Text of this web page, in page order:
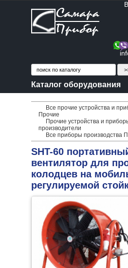
Каталог оборудования
Все прочие устройства и
Прочие
Прочие устройства и
производители
Все приборы производства
SHT-60
вентилятор для
колодцев на
регулируемой